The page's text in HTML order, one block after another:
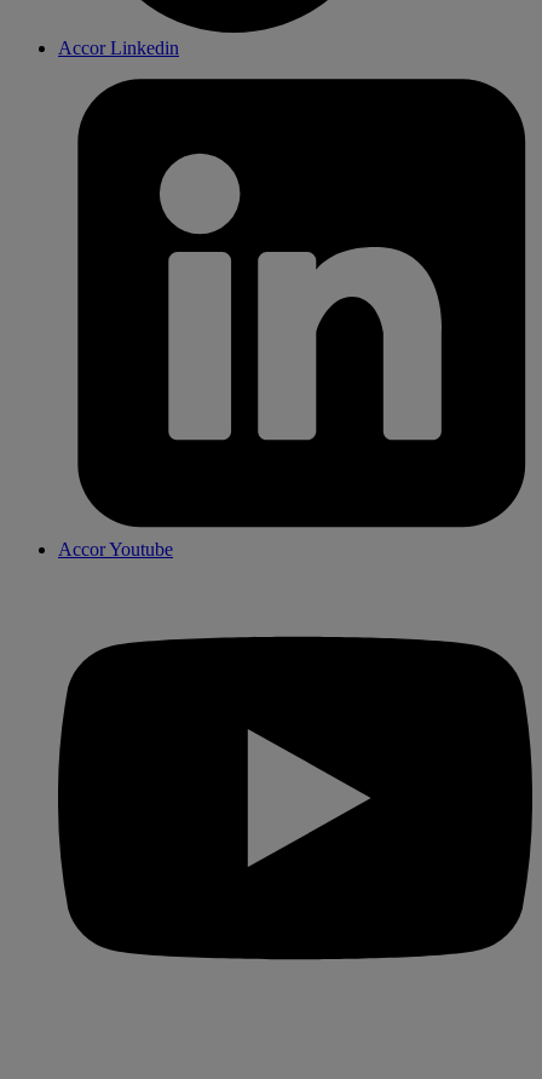
Accor Linkedin
Accor Youtube